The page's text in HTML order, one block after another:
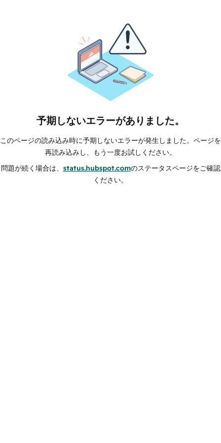
予期しないエラーがありました。
このページの読み込み時に予期しないエラーが発生しました。ページを
再読み込みし、もう一度お試しください。
問題が続く場合は、 status.hubspot.comのステータスページをご確認
ください。